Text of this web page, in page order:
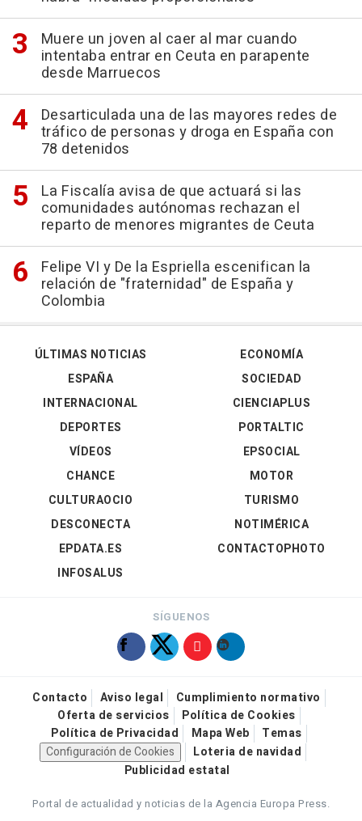
Muere un joven al caer al mar cuando
intentaba entrar en Ceuta en parapente
desde Marruecos
Desarticulada una de las mayores redes de
tráfico de personas y droga en España con
78 detenidos
La Fiscalía avisa de que actuará si las
comunidades autónomas rechazan el
reparto de menores migrantes de Ceuta
Felipe VI y De la Espriella escenifican la
relación de "fraternidad" de España y
Colombia
ÚLTIMAS NOTICIAS
ESPAÑA
INTERNACIONAL
DEPORTES
VÍDEOS
ECONOMÍA
SOCIEDAD
CIENCIAPLUS
PORTALTIC
EPSOCIAL
CHANCE
CULTURAOCIO
DESCONECTA
EPDATA.ES
INFOSALUS
MOTOR
TURISMO
NOTIMÉRICA
CONTACTOPHOTO
SÍGUENOS
Contacto Aviso legal
Cumplimiento normativo
Oferta de servicios
Política de Cookies
Política de Privacidad
Mapa Web
Temas
Configuración de Cookies
Loteria de navidad
Publicidad estatal
Portal de actualidad y noticias de la Agencia Europa Press.